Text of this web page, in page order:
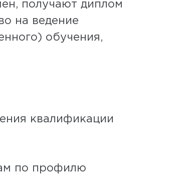
получают диплом
на ведение
обучения,
квалификации
по профилю